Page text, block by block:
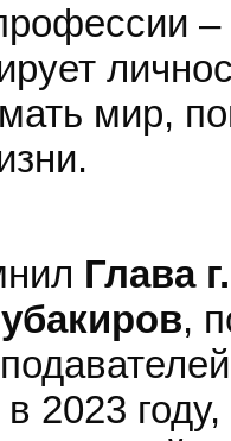
мир,
Глава
,
2023